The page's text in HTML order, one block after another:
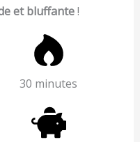
et bluffante!
30 minutes